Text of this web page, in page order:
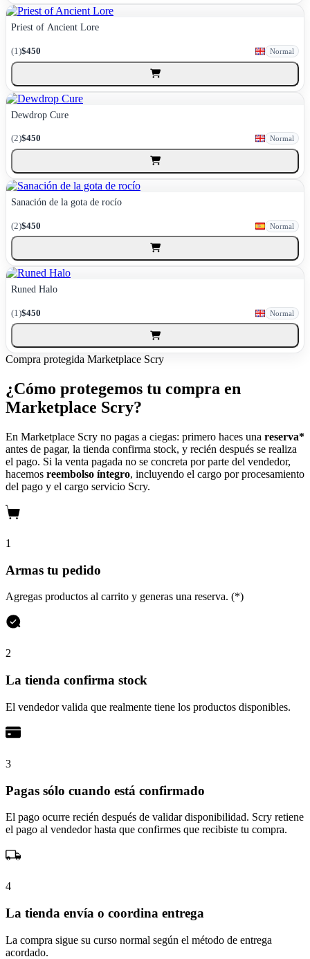
Priest of Ancient Lore
(1)$450 Normal
Dewdrop Cure
(2)$450 Normal
Sanación de la gota de rocío
(2)$450 Normal
Runed Halo
(1)$450 Normal
Compra protegida Marketplace Scry
¿Cómo protegemos tu compra en
Marketplace Scry?
En Marketplace Scry no pagas a ciegas: primero haces una reserva*
antes de pagar, la tienda confirma stock, y recién después se realiza
el pago. Si la venta pagada no se concreta por parte del vendedor,
hacemos reembolso íntegro, incluyendo el cargo por procesamiento
del pago y el cargo servicio Scry.
1
Armas tu pedido
Agregas productos al carrito y generas una reserva. (*)
2
La tienda confirma stock
El vendedor valida que realmente tiene los productos disponibles.
3
Pagas sólo cuando está confirmado
El pago ocurre recién después de validar disponibilidad. Scry retiene
el pago al vendedor hasta que confirmes que recibiste tu compra.
4
La tienda envía o coordina entrega
La compra sigue su curso normal según el método de entrega
acordado.